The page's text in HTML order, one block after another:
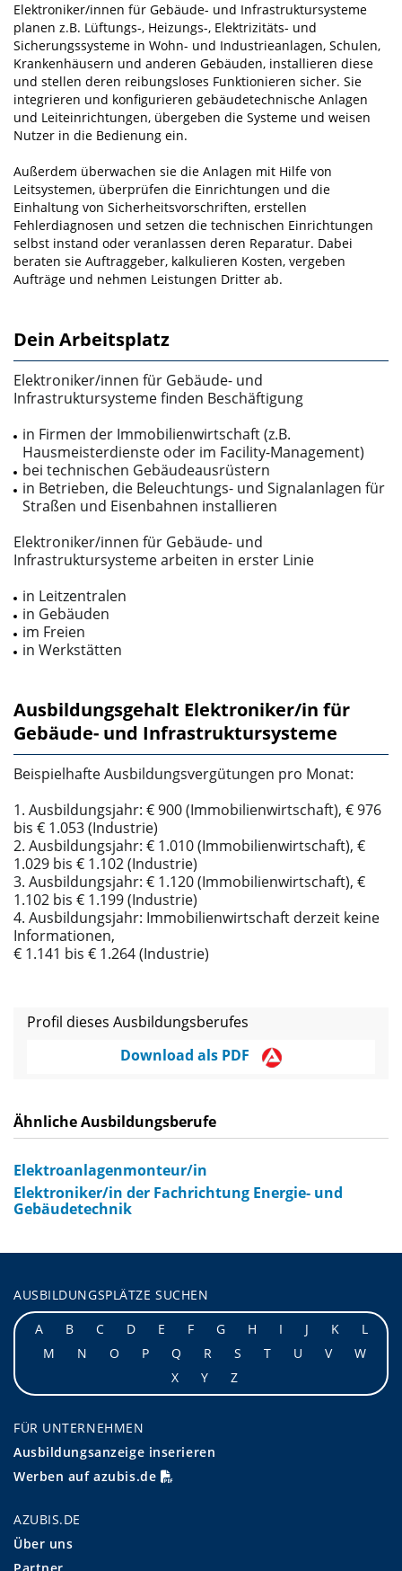
Elektroniker/innen für Gebäude- und Infrastruktursysteme
planen z.B. Lüftungs-, Heizungs-, Elektrizitäts- und
Sicherungssysteme in Wohn- und Industrieanlagen, Schulen,
Krankenhäusern und anderen Gebäuden, installieren diese
und stellen deren reibungsloses Funktionieren sicher. Sie
integrieren und konfigurieren gebäudetechnische Anlagen
und Leiteinrichtungen, übergeben die Systeme und weisen
Nutzer in die Bedienung ein.
Außerdem überwachen sie die Anlagen mit Hilfe von
Leitsystemen, überprüfen die Einrichtungen und die
Einhaltung von Sicherheitsvorschriften, erstellen
Fehlerdiagnosen und setzen die technischen Einrichtungen
selbst instand oder veranlassen deren Reparatur. Dabei
beraten sie Auftraggeber, kalkulieren Kosten, vergeben
Aufträge und nehmen Leistungen Dritter ab.
Dein Arbeitsplatz
Elektroniker/innen für Gebäude- und
Infrastruktursysteme finden Beschäftigung
in Firmen der Immobilienwirtschaft (z.B.
Hausmeisterdienste oder im Facility-Management)
bei technischen Gebäudeausrüstern
in Betrieben, die Beleuchtungs- und Signalanlagen für
Straßen und Eisenbahnen installieren
Elektroniker/innen für Gebäude- und
Infrastruktursysteme arbeiten in erster Linie
in Leitzentralen
in Gebäuden
im Freien
in Werkstätten
Ausbildungsgehalt Elektroniker/in für
Gebäude- und Infrastruktursysteme
Beispielhafte Ausbildungsvergütungen pro Monat:
1. Ausbildungsjahr: € 900 (Immobilienwirtschaft), € 976
bis € 1.053 (Industrie)
2. Ausbildungsjahr: € 1.010 (Immobilienwirtschaft), €
1.029 bis € 1.102 (Industrie)
3. Ausbildungsjahr: € 1.120 (Immobilienwirtschaft), €
1.102 bis € 1.199 (Industrie)
4. Ausbildungsjahr: Immobilienwirtschaft derzeit keine
Informationen,
€ 1.141 bis € 1.264 (Industrie)
Profil dieses Ausbildungsberufes
Download als PDF
Ähnliche Ausbildungsberufe
Elektroanlagenmonteur/in
Elektroniker/in der Fachrichtung Energie- und
Gebäudetechnik
AUSBILDUNGSPLÄTZE SUCHEN
A
B C D E F G H I J K
L
M
N O P Q R S T U V
W
X
Y Z
FÜR UNTERNEHMEN
Ausbildungsanzeige inserieren
Werben auf azubis.de
AZUBIS.DE
Über uns
Partner